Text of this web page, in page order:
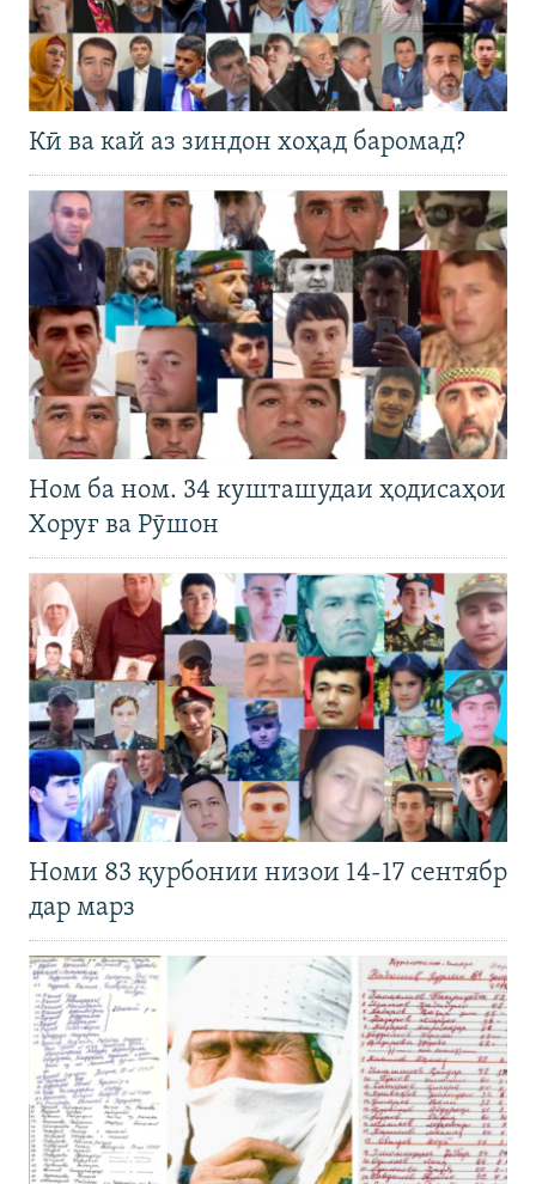
Кӣ ва кай аз зиндон хоҳад баромад?
Ном ба ном. 34 кушташудаи ҳодисаҳои
Хоруғ ва Рӯшон
Номи 83 қурбонии низои 14-17 сентябр
дар марз